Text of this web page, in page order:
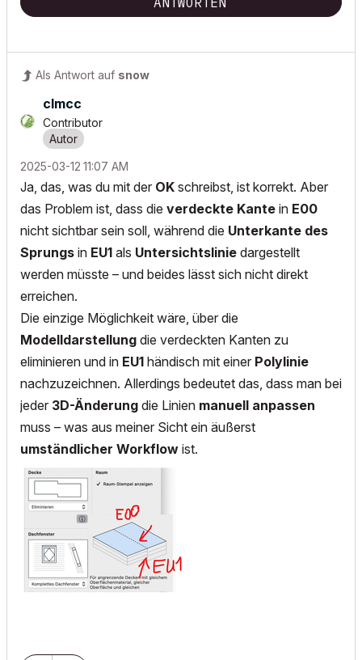
Als Antwort auf snow
clmcc
Contributor
‎2025-03-12 11:07 AM
Ja, das, was du mit der OK schreibst, ist korrekt. Aber
das Problem ist, dass die verdeckte Kante in E00
nicht sichtbar sein soll, während die Unterkante des
Sprungs in EU1 als Untersichtslinie dargestellt
werden müsste – und beides lässt sich nicht direkt
erreichen.
Die einzige Möglichkeit wäre, über die
Modelldarstellung die verdeckten Kanten zu
eliminieren und in EU1 händisch mit einer Polylinie
nachzuzeichnen. Allerdings bedeutet das, dass man bei
jeder 3D-Änderung die Linien manuell anpassen
muss – was aus meiner Sicht ein äußerst
umständlicher Workflow ist.